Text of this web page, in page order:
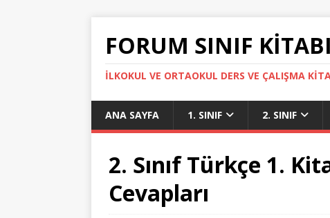
FORUM SINIF KITABI
İLKOKUL VE ORTAOKUL DERS VE ÇALIŞMA
ANA SAYFA 1. SINIF 2. SINIF
2. Sınıf Türkçe 1.
Cevapları